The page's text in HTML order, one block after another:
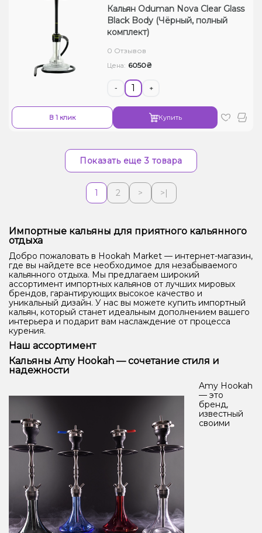
Кальян Oduman Nova Clear Glass
Black Body (Чёрный, полный
комплект)
0 Отзывов
Цена: 6050₴
- +
В 1 клик Купить
Показать еще 3 товара
1 2 > >|
Импортные кальяны для приятного кальянного
отдыха
Добро пожаловать в Hookah Market — интернет-магазин,
где вы найдете все необходимое для незабываемого
кальянного отдыха. Мы предлагаем широкий
ассортимент импортных кальянов от лучших мировых
брендов, гарантирующих высокое качество и
уникальный дизайн. У нас вы можете купить импортный
кальян, который станет идеальным дополнением вашего
интерьера и подарит вам наслаждение от процесса
курения.
Наш ассортимент
Кальяны Amy Hookah — сочетание стиля и
надежности
Amy Hookah
— это
бренд,
известный
своими